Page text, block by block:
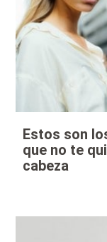
Estos son
que no te
cabeza